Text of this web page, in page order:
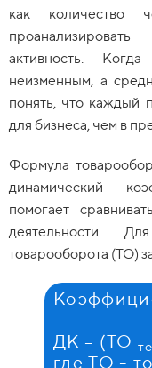
как
активность.
неизменным, а
понять, что каждый
для бизнеса, чем в
Формула
динамический
помогает
деятельности.
товарооборота (ТО)
ДК = (ТО
где ТО -